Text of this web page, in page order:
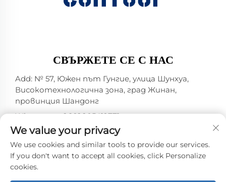
СВЪРЖЕТЕ СЕ С НАС
Add: № 57, Южен път Гунгие, улица Шунхуа,
Високотехнологична зона, град Жинан,
провинция Шандонг
Whatsapp:+86 18805412771
+1（314）5989651
Имейл:[email protected]
We value your privacy
We use cookies and similar tools to provide our services.
If you don't want to accept all cookies, click Personalize
cookies.